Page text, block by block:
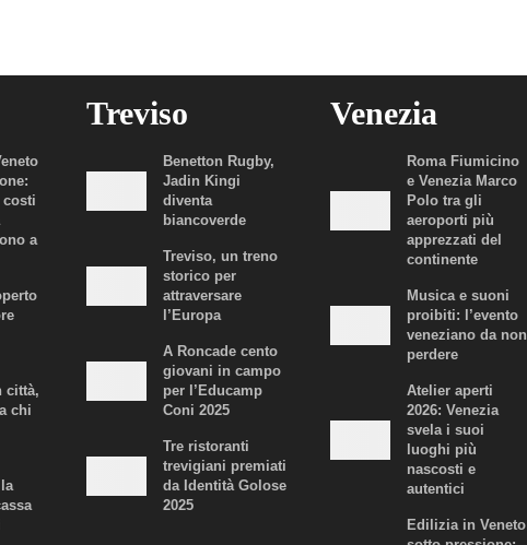
costi
a
città,
chi
Treviso
Benetton Rugby,
Jadin Kingi
diventa
biancoverde
Treviso, un treno
storico per
attraversare
l’Europa
A Roncade cento
giovani in campo
per l’Educamp
Coni 2025
Tre ristoranti
trevigiani premiati
da Identità Golose
2025
Venezia
Roma Fiumicino
e Venezia Marco
Polo tra gli
aeroporti più
apprezzati del
continente
Musica e suoni
proibiti: l’evento
veneziano da non
perdere
Atelier aperti
2026: Venezia
svela i suoi
luoghi più
nascosti e
autentici
Edilizia in Veneto